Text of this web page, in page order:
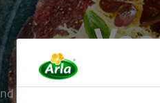
je een reeks aan heerlijke